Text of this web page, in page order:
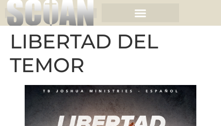
LIBERTAD DEL
TEMOR